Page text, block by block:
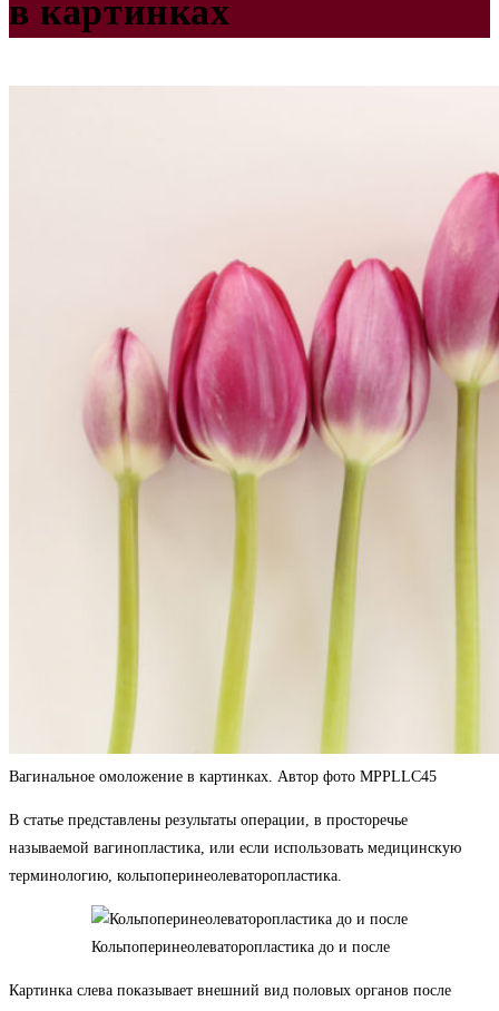
в картинках
Вагинальное омоложение в картинках. Автор фото MPPLLC45
В статье представлены результаты операции, в просторечье
называемой вагинопластика, или если использовать медицинскую
терминологию, кольпоперинеолеваторопластика.
Кольпоперинеолеваторопластика до и после
Картинка слева показывает внешний вид половых органов после